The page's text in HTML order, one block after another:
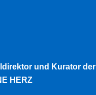
und Kurator der
HERZ